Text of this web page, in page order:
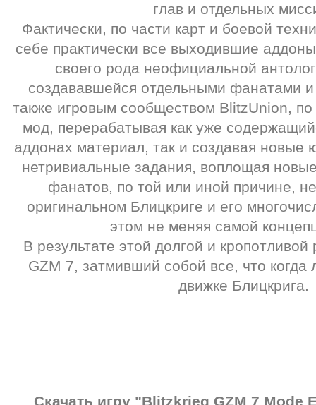
глав и отдельных
Фактически, по части карт и боевой
себе практически все выходившие
своего рода неофициальной
создававшейся отдельными фанатами
также игровым сообществом BlitzUnion,
мод, перерабатывая как уже
аддонах материал, так и создавая новые
нетривиальные задания, воплощая
фанатов, по той или иной причине,
оригинальном Блицкриге и его
этом не меняя самой
В результате этой долгой и
GZM 7, затмивший собой все, что когда
движке Блицкрига.
Скачать игру "Blitzkrieg GZM 7 Mode